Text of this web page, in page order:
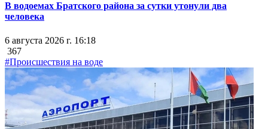
В водоемах Братского района за сутки утонули два
человека
6 августа 2026 г. 16:18
367
#Происшествия на воде